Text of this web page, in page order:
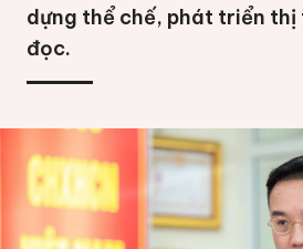
dựng thể chế, phát triển
đọc.